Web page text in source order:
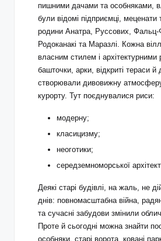
пишними дачами та особняками,
були відомі підприємці, меценати
родини Анатра, Руссових, Фальц-
Родоканакі та Маразлі. Кожна
власним стилем і архітектурними
башточки, арки, відкриті тераси й
створювали дивовижну
курорту. Тут поєднувалися риси:
модерну;
класицизму;
неоготики;
середземноморської
Деякі старі будівлі, на жаль, не
днів: повномасштабна війна,
та сучасні забудови змінили
Проте й сьогодні можна знайти
особняки, старі ворота, ковані